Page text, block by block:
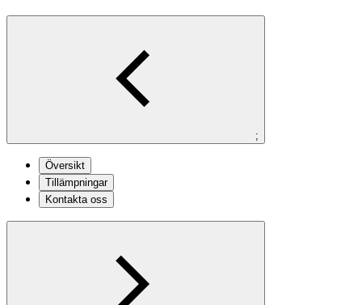
;
Översikt
Tillämpningar
Kontakta oss